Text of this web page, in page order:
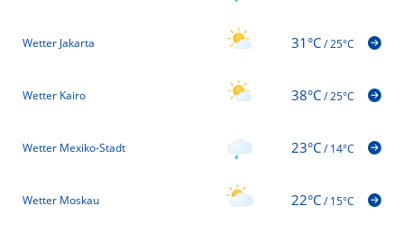
Wetter Jakarta 31°C/25°C
Wetter Kairo 38°C/25°C
Wetter Mexiko-Stadt 23°C/14°C
Wetter Moskau 22°C/15°C